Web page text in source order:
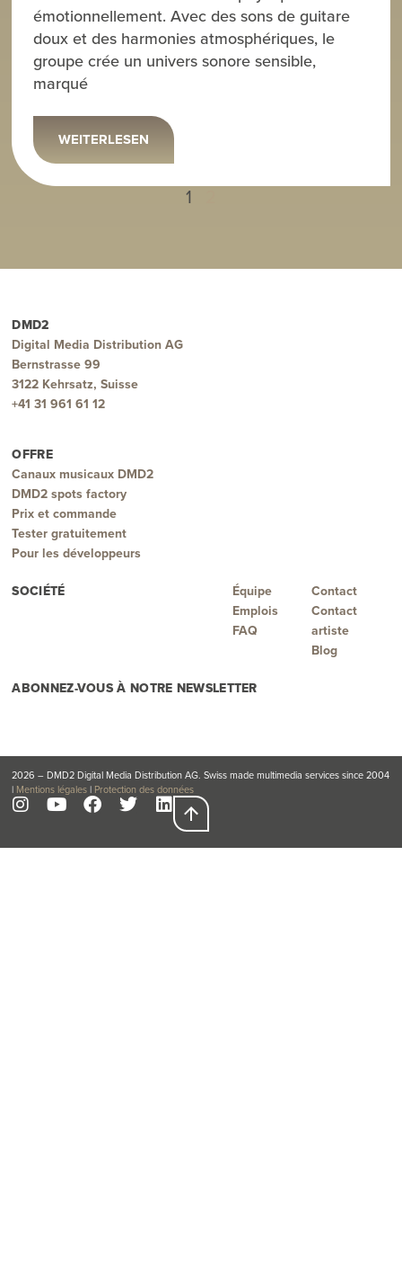
émotionnellement. Avec des sons de guitare
doux et des harmonies atmosphériques, le
groupe crée un univers sonore sensible,
marqué
WEITERLESEN
1
DMD2
Digital Media Distribution AG
Bernstrasse 99
3122 Kehrsatz, Suisse
+41 31 961 61 12
OFFRE
Canaux musicaux DMD2
DMD2 spots factory
Prix et commande
Tester gratuitement
Pour les développeurs
SOCIÉTÉ
Équipe
Emplois
FAQ
Contact
Contact
artiste
Blog
ABONNEZ-VOUS À NOTRE NEWSLETTER
2026 – DMD2 Digital Media Distribution AG. Swiss made multimedia services since 2004
| Mentions légales| Protection des données